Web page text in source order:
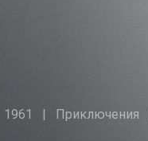
1961 Приключения